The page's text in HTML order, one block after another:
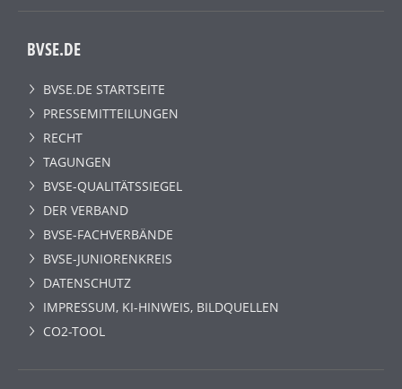
BVSE.DE
BVSE.DE STARTSEITE
PRESSEMITTEILUNGEN
RECHT
TAGUNGEN
BVSE-QUALITÄTSSIEGEL
DER VERBAND
BVSE-FACHVERBÄNDE
BVSE-JUNIORENKREIS
DATENSCHUTZ
IMPRESSUM, KI-HINWEIS, BILDQUELLEN
CO2-TOOL